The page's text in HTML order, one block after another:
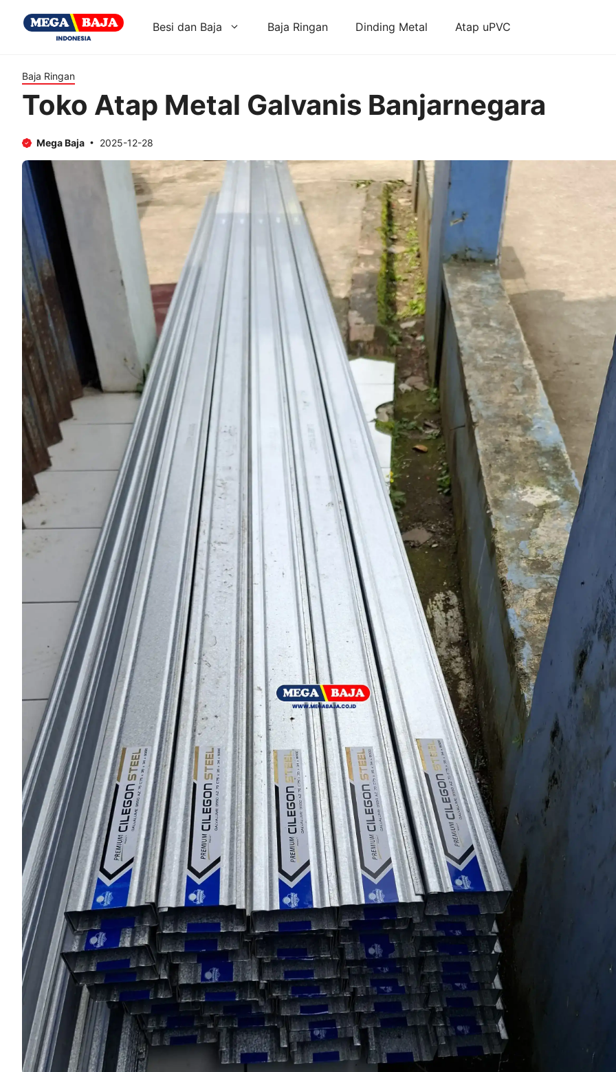
Besi dan Baja Baja Ringan Dinding Metal Atap uPVC
Baja Ringan
Toko Atap Metal Galvanis Banjarnegara
Mega Baja 2025-12-28